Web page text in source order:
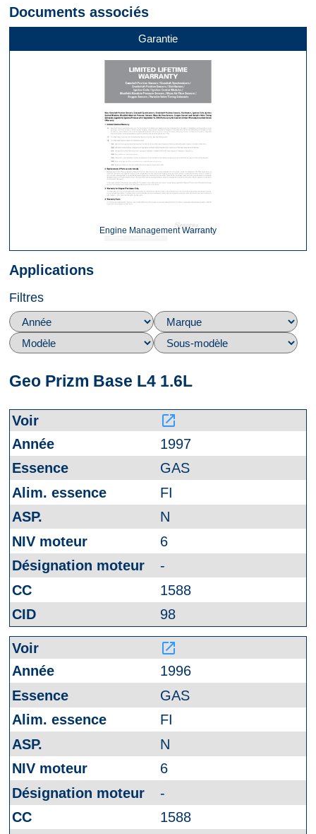
Documents associés
Garantie
Engine Management Warranty
Applications
Filtres
Geo Prizm Base L4 1.6L
launch
1997
GAS
FI
N
6
-
1588
98
launch
1996
GAS
FI
N
6
-
1588